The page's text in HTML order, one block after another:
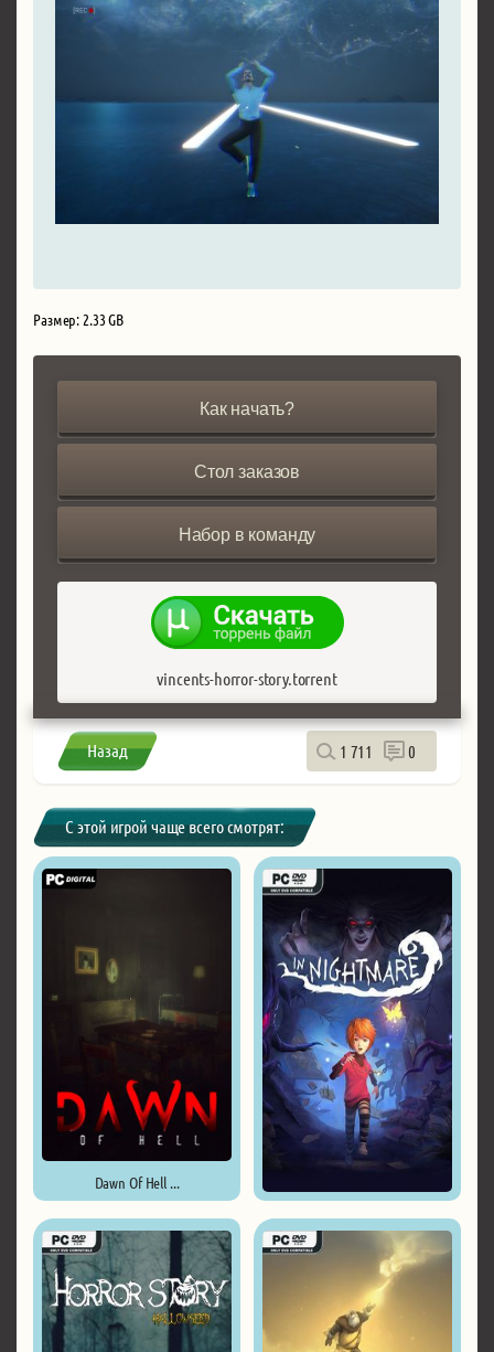
Размер: 2.33 GB
Как начать?
Стол заказов
Набор в команду
vincents-horror-story.torrent
Назад 1 711 0
С этой игрой чаще всего смотрят:
Dawn Of Hell ...